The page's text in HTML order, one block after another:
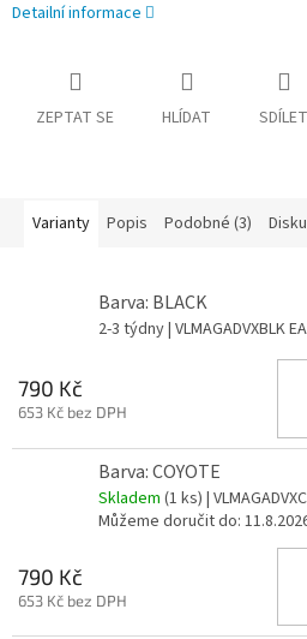
Detailní informace
ZEPTAT SE HLÍDAT SDÍLET
Varianty Popis Podobné (3)
Barva: BLACK
2-3 týdny| VLMAGADVXBLK
790 Kč
653 Kč bez DPH
Barva: COYOTE
Skladem (1 ks) |
Můžeme doručit do:
790 Kč
653 Kč bez DPH